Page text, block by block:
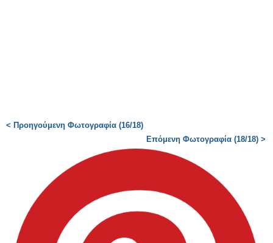
< Προηγούμενη Φωτογραφία (16/18)
Επόμενη Φωτογραφία (18/18) >